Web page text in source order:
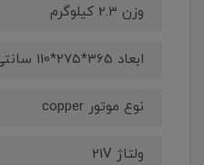
وزن 2.3 کیلوگرم
ابعاد 365*275*110 سانتی متر
نوع موتور copper
ولتاژ 21V